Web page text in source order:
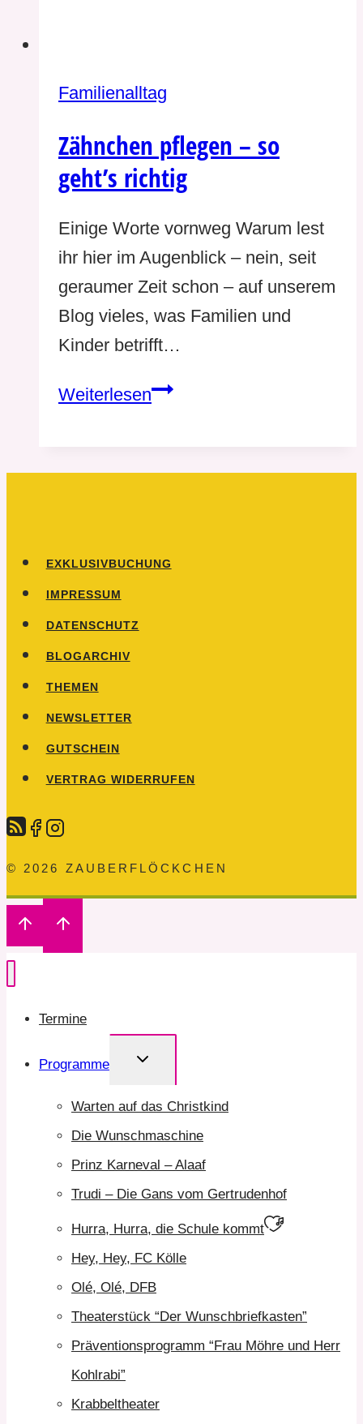
Familienalltag
Zähnchen pflegen – so
geht’s richtig
Einige Worte vornweg Warum lest
ihr hier im Augenblick – nein, seit
geraumer Zeit schon – auf unserem
Blog vieles, was Familien und
Kinder betrifft…
WeiterlesenZähnchen
so
EXKLUSIVBUCHUNG
IMPRESSUM
DATENSCHUTZ
BLOGARCHIV
THEMEN
NEWSLETTER
GUTSCHEIN
VERTRAG WIDERRUFEN
© 2026 ZAUBERFLÖCKCHEN
Termine
Programme
Untermenü
umschalten
Warten auf das Christkind
Die Wunschmaschine
Prinz Karneval – Alaaf
Trudi – Die Gans vom Gertrudenhof
Hurra, Hurra, die Schule kommt
Hey, Hey, FC Kölle
Olé, Olé, DFB
Theaterstück “Der Wunschbriefkasten”
Präventionsprogramm “Frau Möhre und Herr
Kohlrabi”
Krabbeltheater